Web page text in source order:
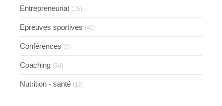
Entrepreneuriat (15)
Epreuves sportives (40)
Conférences (9)
Coaching (34)
Nutrition - santé (18)